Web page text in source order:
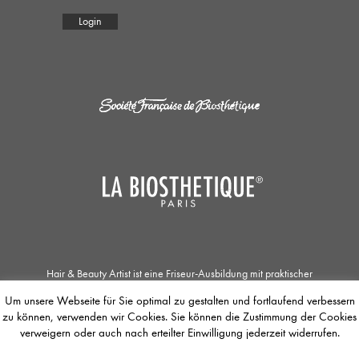
Login
Hair & Beauty Artist ist eine Friseur-Ausbildung mit praktischer
Make-up. Die Zusammenarbeit der Société Française de Biosthétique mit dem
Unternehmen La Biosthétique Paris ermöglicht Jobsuchenden einzigartige
Ausbildungs- und Weiterbildungsmöglichkeiten. Der / Die Auszubildende
Um unsere Webseite für Sie optimal zu gestalten und fortlaufend verbessern
zu können, verwenden wir Cookies. Sie können die Zustimmung der Cookies
verweigern oder auch nach erteilter Einwilligung jederzeit widerrufen.